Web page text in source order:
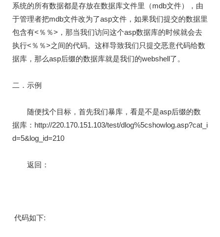
系统的所有数据都是存放在数据库文件里（mdb文件），由
于管理者把mdb文件改为了asp文件，如果我们提交的数据里
包含有<％％>，那当我们访问这个asp数据库的时候就会去
执行<％％>之间的代码。这样导致我们只提交恶意代码给数
据库，那么asp后缀的数据库就是我们的webshell了。
二．示例
随便找个目标，首先我们暴库，看是不是asp后缀的数
据库：http://220.170.151.103/test/dlog%5cshowlog.asp?cat_i
d=5&log_id=210
返回：
代码如下: